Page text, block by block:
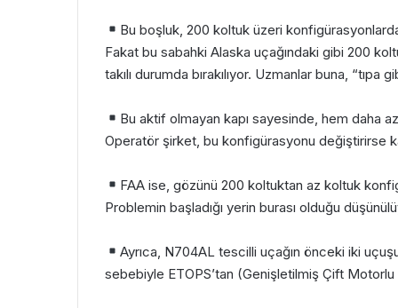
Bu boşluk, 200 koltuk üzeri konfigürasyonlarda
Fakat bu sabahki Alaska uçağındaki gibi 200
takılı durumda bırakılıyor. Uzmanlar buna, “tıpa
Bu aktif olmayan kapı sayesinde, hem daha
Operatör şirket, bu konfigürasyonu değiştirirse
FAA ise, gözünü 200 koltuktan az koltuk
Problemin başladığı yerin burası olduğu
Ayrıca, N704AL tescilli uçağın önceki iki
sebebiyle ETOPS’tan (Genişletilmiş Çift Motorlu